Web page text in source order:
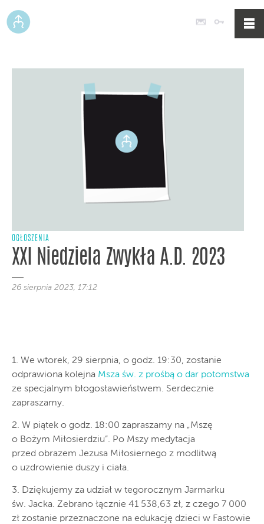
Poczta
OGŁOSZENIA
XXI Niedziela Zwykła A.D. 2023
26 sierpnia 2023, 17:12
1. We wtorek, 29 sierpnia, o godz. 19:30, zostanie
odprawiona kolejna Msza św. z prośbą o dar potomstwa
ze specjalnym błogosławieństwem. Serdecznie
zapraszamy.
2. W piątek o godz. 18:00 zapraszamy na „Mszę
o Bożym Miłosierdziu”. Po Mszy medytacja
przed obrazem Jezusa Miłosiernego z modlitwą
o uzdrowienie duszy i ciała.
3. Dziękujemy za udział w tegorocznym Jarmarku
św. Jacka. Zebrano łącznie 41 538,63 zł, z czego 7 000
zł zostanie przeznaczone na edukację dzieci w Fastowie